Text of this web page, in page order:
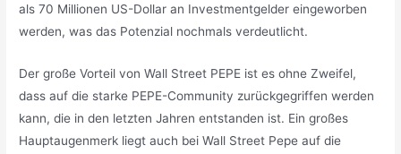
als 70 Millionen US-Dollar an Investmentgelder eingeworben
werden, was das Potenzial nochmals verdeutlicht.
Der große Vorteil von Wall Street PEPE ist es ohne Zweifel,
dass auf die starke PEPE-Community zurückgegriffen werden
kann, die in den letzten Jahren entstanden ist. Ein großes
Hauptaugenmerk liegt auch bei Wall Street Pepe auf die